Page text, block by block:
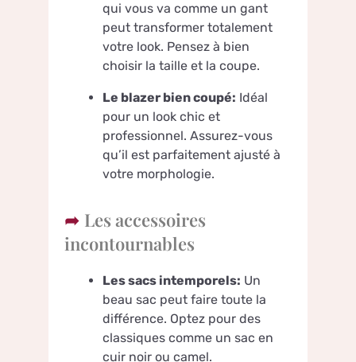
qui vous va comme un gant
peut transformer totalement
votre look. Pensez à bien
choisir la taille et la coupe.
Le blazer bien coupé: Idéal
pour un look chic et
professionnel. Assurez-vous
qu’il est parfaitement ajusté à
votre morphologie.
Les accessoires
incontournables
Les sacs intemporels: Un
beau sac peut faire toute la
différence. Optez pour des
classiques comme un sac en
cuir noir ou camel.